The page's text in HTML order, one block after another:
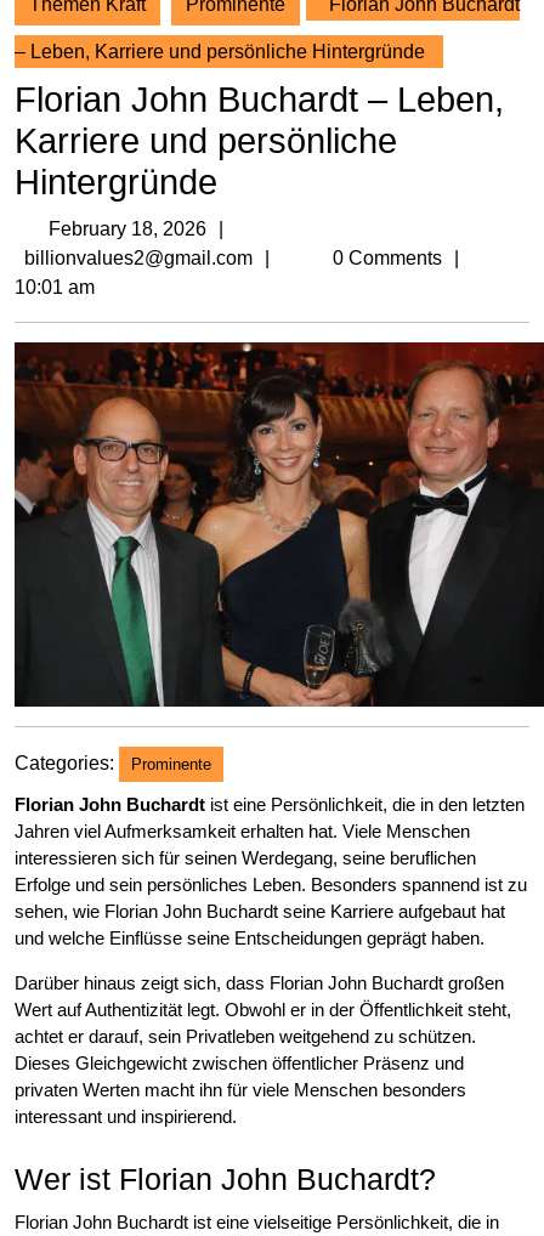
Themen Kraft Prominente Florian John Buchardt
– Leben, Karriere und persönliche Hintergründe
Florian John Buchardt – Leben,
Karriere und persönliche
Hintergründe
February 18, 2026
18,
billionvalues2@gmail.com billionvalues2@gmail.com
0 Comments
10:01 am
Categories: Prominente
Florian John Buchardt ist eine Persönlichkeit, die in den letzten
Jahren viel Aufmerksamkeit erhalten hat. Viele Menschen
interessieren sich für seinen Werdegang, seine beruflichen
Erfolge und sein persönliches Leben. Besonders spannend ist zu
sehen, wie Florian John Buchardt seine Karriere aufgebaut hat
und welche Einflüsse seine Entscheidungen geprägt haben.
Darüber hinaus zeigt sich, dass Florian John Buchardt großen
Wert auf Authentizität legt. Obwohl er in der Öffentlichkeit steht,
achtet er darauf, sein Privatleben weitgehend zu schützen.
Dieses Gleichgewicht zwischen öffentlicher Präsenz und
privaten Werten macht ihn für viele Menschen besonders
interessant und inspirierend.
Wer ist Florian John Buchardt?
Florian John Buchardt ist eine vielseitige Persönlichkeit, die in